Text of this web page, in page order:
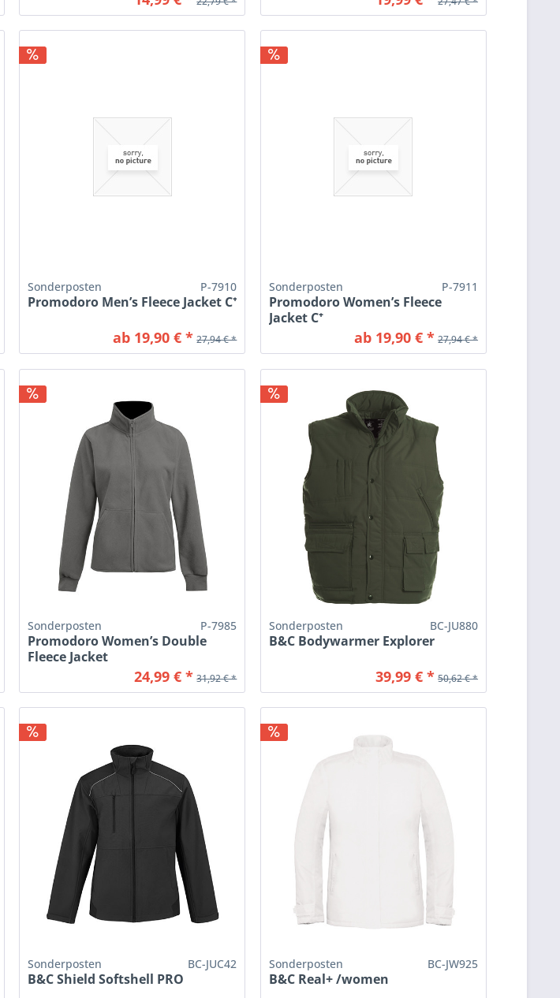
Sonderposten P-7910
Promodoro Men’s Fleece Jacket C⁺
ab 19,90 € * 27,94 € *
Sonderposten P-7911
Promodoro Women’s Fleece
Jacket C⁺
ab 19,90 € * 27,94 € *
Sonderposten P-7985
Promodoro Women’s Double
Fleece Jacket
24,99 € * 31,92 € *
Sonderposten BC-JU880
B&C Bodywarmer Explorer
39,99 € * 50,62 € *
Sonderposten BC-JUC42
B&C Shield Softshell PRO
Sonderposten BC-JW925
B&C Real+ /women